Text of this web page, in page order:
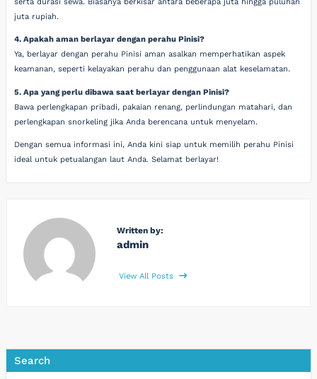
juta rupiah.
4. Apakah aman berlayar dengan perahu Pinisi?
Ya, berlayar dengan perahu Pinisi aman asalkan memperhatikan aspek
keamanan, seperti kelayakan perahu dan penggunaan alat keselamatan.
5. Apa yang perlu dibawa saat berlayar dengan Pinisi?
Bawa perlengkapan pribadi, pakaian renang, perlindungan matahari, dan
perlengkapan snorkeling jika Anda berencana untuk menyelam.
Dengan semua informasi ini, Anda kini siap untuk memilih perahu Pinisi
ideal untuk petualangan laut Anda. Selamat berlayar!
Written by:
admin
View All Posts
Search